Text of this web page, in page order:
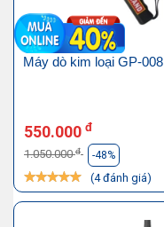
Máy dò kim loại GP-008
550.000 đ
1.050.000đ -48%
(4 đánh giá)